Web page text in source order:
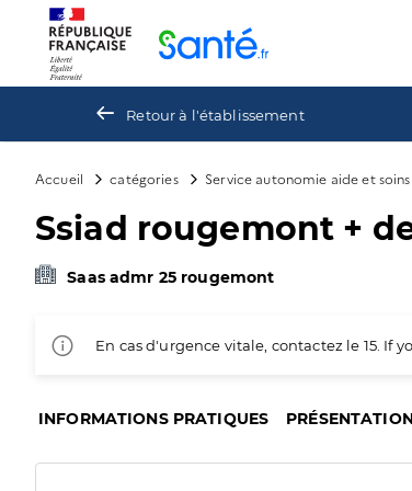
Retour à l'établissement
Accueil catégories Service autonomie aide et soins
Ssiad rougemont +
Saas admr 25 rougemont
En cas d'urgence vitale, contactez le 15. If
INFORMATIONS PRATIQUES
Panneau de gestion des cookies